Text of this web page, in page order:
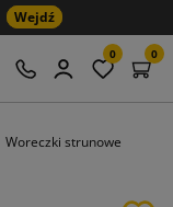
Wejdź
0 0
Woreczki strunowe